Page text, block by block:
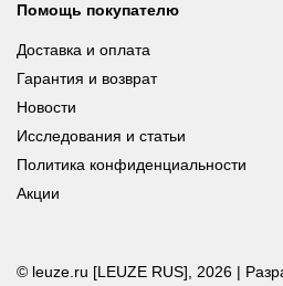
Помощь покупателю
Доставка и оплата
Гарантия и возврат
Новости
Исследования и статьи
Политика конфиденциальности
Акции
© leuze.ru [LEUZE RUS], 2026 |